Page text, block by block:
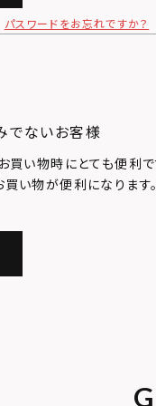
パスワードをお忘れですか？
でないお客様
い物時にとても便利で
い物が便利になります。